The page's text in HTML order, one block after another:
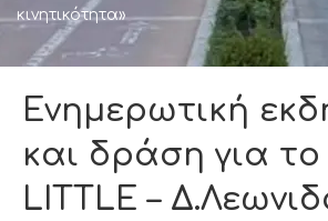
κινητικότητα»
Ενημερωτική
και δράση για το
LITTLE –